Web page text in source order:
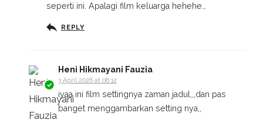
seperti ini. Apalagi film keluarga hehehe…
REPLY
Heni Hikmayani Fauzia
3 April 2026 at 08:12
iyaa ini film settingnya zaman jadul,,,dan pas
banget menggambarkan setting nya,,